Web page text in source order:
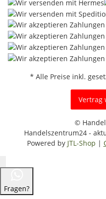
* Alle Preise inkl.
Vertrag
©
Handelszentrum24 -
Powered by JTL-Shop |
Fragen?